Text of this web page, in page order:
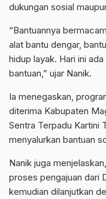
dukungan sosial
“Bantuannya
alat bantu dengar,
hidup layak. Hari ini
bantuan,” ujar Nanik.
Ia menegaskan,
diterima Kabupaten
Sentra Terpadu Kartini
menyalurkan bantuan
Nanik juga
proses pengajuan dari
kemudian dilanjutkan